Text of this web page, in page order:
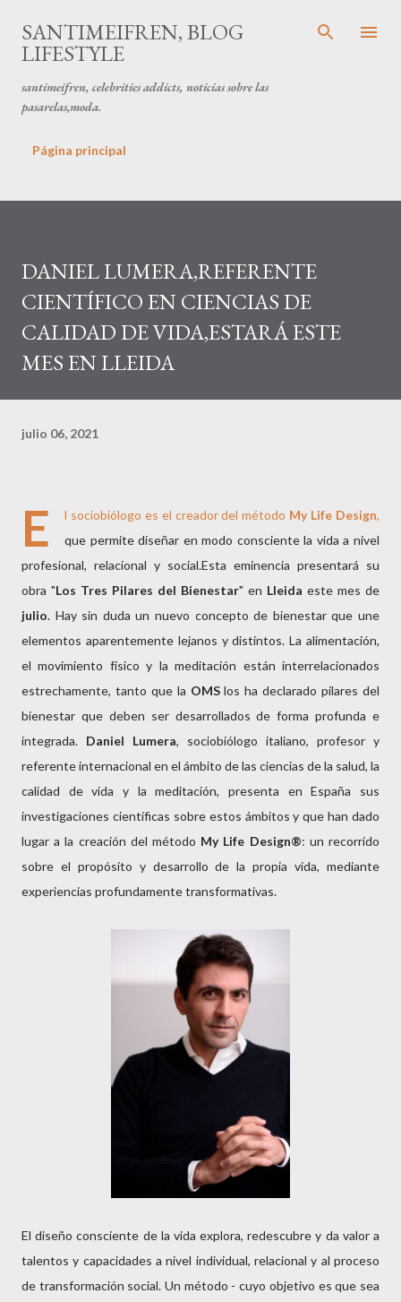
Ir al contenido principal
SANTIMEIFREN, BLOG
LIFESTYLE
santimeifren, celebrities addicts, noticias sobre las
pasarelas,moda.
Página principal
DANIEL LUMERA,REFERENTE
CIENTÍFICO EN CIENCIAS DE
CALIDAD DE VIDA,ESTARÁ ESTE
MES EN LLEIDA
julio 06, 2021
E l sociobiólogo es el creador del método My Life Design,
que permite diseñar en modo consciente la vida a nivel
profesional, relacional y social.Esta eminencia presentará su
obra "Los Tres Pilares del Bienestar" en Lleida este mes de
julio. Hay sin duda un nuevo concepto de bienestar que une
elementos aparentemente lejanos y distintos. La alimentación,
el movimiento físico y la meditación están interrelacionados
estrechamente, tanto que la OMSlos ha declarado pilares del
bienestar que deben ser desarrollados de forma profunda e
integrada. Daniel Lumera, sociobiólogo italiano, profesor y
referente internacional en el ámbito de las ciencias de la salud, la
calidad de vida y la meditación, presenta en España sus
investigaciones científicas sobre estos ámbitos y que han dado
lugar a la creación del método My Life Design®: un recorrido
sobre el propósito y desarrollo de la propia vida, mediante
experiencias profundamente transformativas.
El diseño consciente de la vida explora, redescubre y da valor a
talentos y capacidades a nivel individual, relacional y al proceso
de transformación social. Un método - cuyo objetivo es que sea